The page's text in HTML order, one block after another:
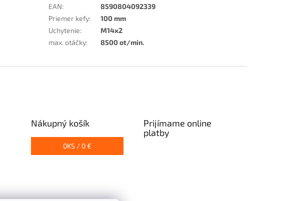
EAN:
8590804092339
Priemer kefy:
100 mm
Uchytenie:
M14x2
max. otáčky: 8500 ot/min.
Nákupný košík
0KS / 0 €
Prijímame online
platby